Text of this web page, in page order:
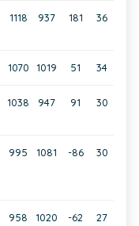
1118 937 181 36
1070 1019 51 34
1038 947 91 30
995 1081 -86 30
958 1020 -62 27